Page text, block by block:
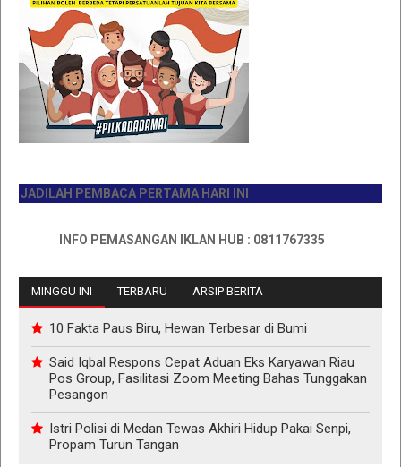
PEMBACA PERTAMA HARI INI
INFO PEMASANGAN IKLAN HUB : 0811767335
MINGGU INI TERBARU ARSIP BERITA
10 Fakta Paus Biru, Hewan Terbesar di Bumi
Said Iqbal Respons Cepat Aduan Eks Karyawan Riau
Pos Group, Fasilitasi Zoom Meeting Bahas Tunggakan
Pesangon
Istri Polisi di Medan Tewas Akhiri Hidup Pakai Senpi,
Propam Turun Tangan